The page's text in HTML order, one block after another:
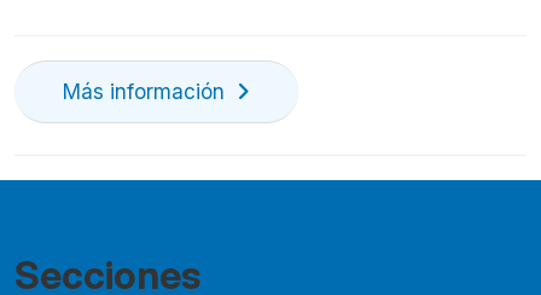
Más información
Secciones